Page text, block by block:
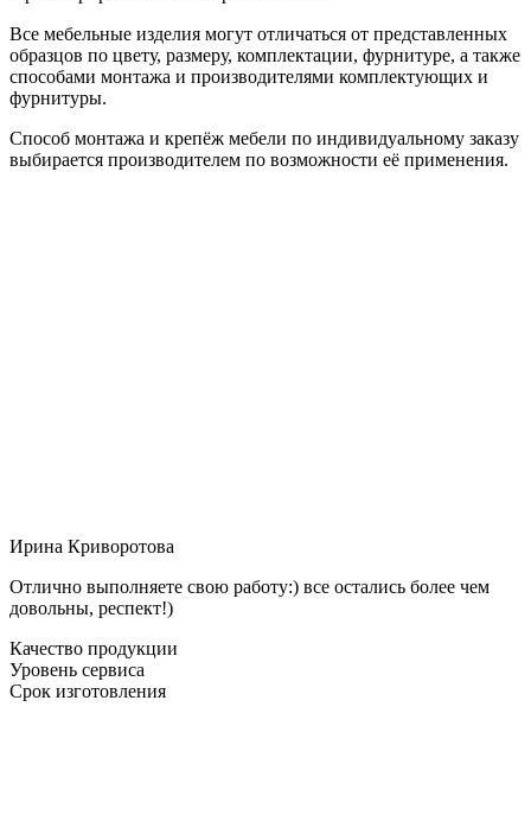
Все мебельные изделия могут отличаться от представленных
образцов по цвету, размеру, комплектации, фурнитуре, а также
способами монтажа и производителями комплектующих и
фурнитуры.
Способ монтажа и крепёж мебели по индивидуальному заказу
выбирается производителем по возможности её применения.
Ирина Криворотова
Отлично выполняете свою работу:) все остались более чем
довольны, респект!)
Качество продукции
Уровень сервиса
Срок изготовления